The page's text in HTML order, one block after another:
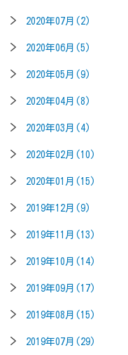
2020年07月(2)
2020年06月(5)
2020年05月(9)
2020年04月(8)
2020年03月(4)
2020年02月(10)
2020年01月(15)
2019年12月(9)
2019年11月(13)
2019年10月(14)
2019年09月(17)
2019年08月(15)
2019年07月(29)